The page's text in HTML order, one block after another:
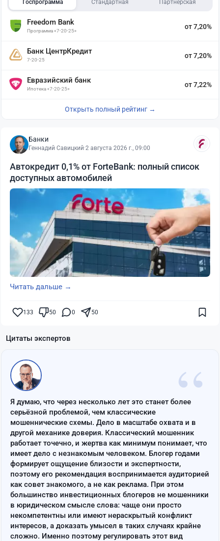
Госпрограмма Стандартная Партнёрская
Freedom Bank
Программа «7-20-25»
от 7,20%
Банк ЦентрКредит
7-20-25
от 7,20%
Евразийский банк
Ипотека «7-20-25»
от 7,22%
Открыть полный рейтинг →
Банки
Геннадий Савицкий·2 августа 2026 г., 09:00
Автокредит 0,1% от ForteBank: полный список
доступных автомобилей
Читать дальше →
133 50 0 50
Цитаты экспертов
“
Я думаю, что через несколько лет это станет более
серьёзной проблемой, чем классические
мошеннические схемы. Дело в масштабе охвата и в
другой механике доверия. Классический мошенник
работает точечно, и жертва как минимум понимает, что
имеет дело с незнакомым человеком. Блогер годами
формирует ощущение близости и экспертности,
поэтому его рекомендация воспринимается аудиторией
как совет знакомого, а не как реклама. При этом
большинство инвестиционных блогеров не мошенники
в юридическом смысле слова: чаще они просто
некомпетентны или имеют нераскрытый конфликт
интересов, а доказать умысел в таких случаях крайне
сложно. Именно поэтому регулировать этот вид